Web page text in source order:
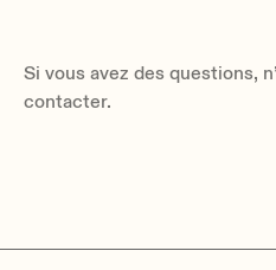
Si vous avez des questions,
contacter.